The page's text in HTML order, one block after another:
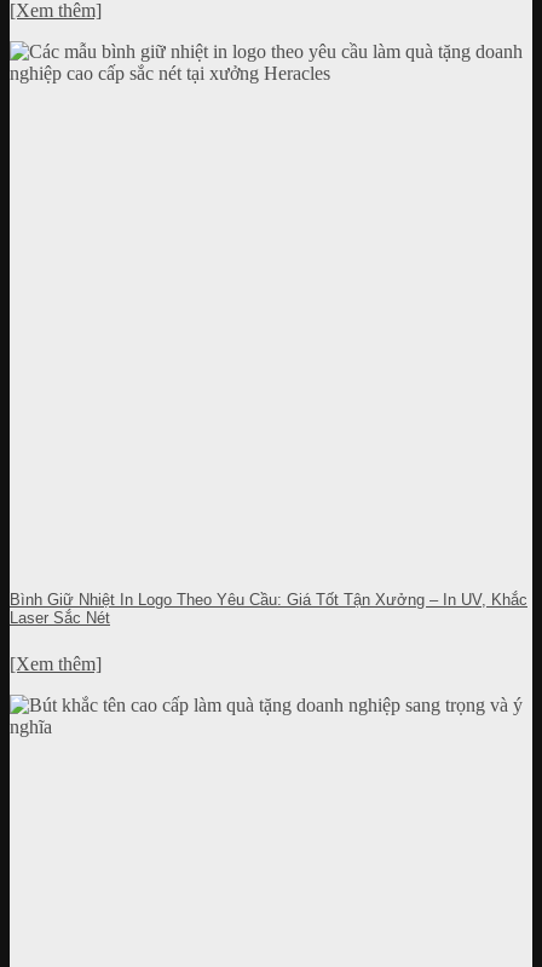
[Xem thêm]
Bình Giữ Nhiệt In Logo Theo Yêu Cầu: Giá Tốt Tận Xưởng – In UV, Khắc
Laser Sắc Nét
[Xem thêm]